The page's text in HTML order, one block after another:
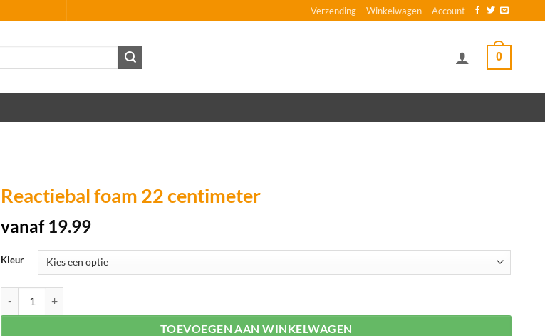
Verzending Winkelwagen Account
0
Reactiebal foam 22 centimeter
vanaf 19.99
Kleur
TOEVOEGEN AAN WINKELWAGEN